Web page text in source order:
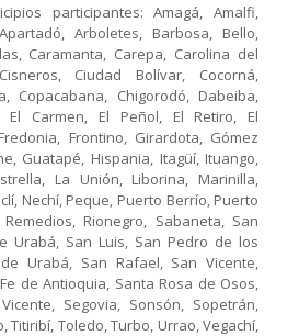
participantes: Amagá, Amalfi,
Arboletes, Barbosa, Bello,
Caramanta, Carepa, Carolina del
Ciudad Bolívar, Cocorná,
Copacabana, Chigorodó, Dabeiba,
El Carmen, El Peñol, El Retiro, El
Frontino, Girardota, Gómez
Guatapé, Hispania, Itagüí, Ituango,
La Unión, Liborina, Marinilla,
Nechí, Peque, Puerto Berrío, Puerto
Rionegro, Sabaneta, San
Urabá, San Luis, San Pedro de los
Urabá, San Rafael, San Vicente,
de Antioquia, Santa Rosa de Osos,
Segovia, Sonsón, Sopetrán,
Titiribí, Toledo, Turbo, Urrao, Vegachí,